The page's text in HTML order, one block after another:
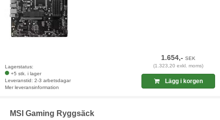
Lagerstatus:
+5 stk. i lager
Leveranstid: 2-3 arbetsdagar
Mer leveransinformation
1.654,-SEK
(1.323,20 exkl. moms)
Lägg i korgen
MSI Gaming Ryggsäck